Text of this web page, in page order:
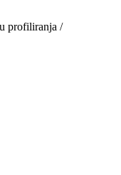
profiliranja /